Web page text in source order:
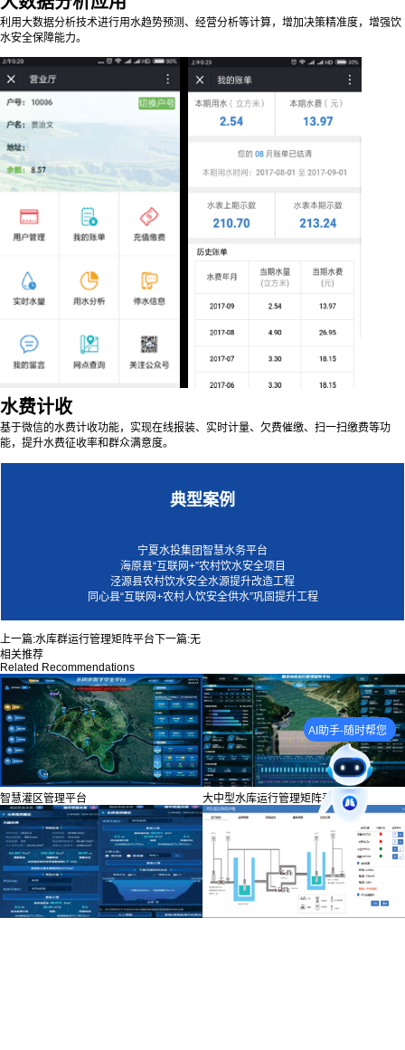
利用大数据分析技术进行用水趋势预测、经营分析等计算，增加决策精准度，增强饮
水安全保障能力。
水费计收
基于微信的水费计收功能，实现在线报装、实时计量、欠费催缴、 扫一扫缴费等功
能，提升水费征收率和群众满意度。
典型案例
宁夏水投集团智慧水务平台
海原县“互联网+”农村饮水安全项目
泾源县农村饮水安全水源提升改造工程
同心县“互联网+农村人饮安全供水”巩固提升工程
上一篇:水库群运行管理矩阵平台下一篇:无
相关推荐
Related Recommendations
智慧灌区管理平台 大中型水库运行管理矩阵平台
AI助手-随时帮您